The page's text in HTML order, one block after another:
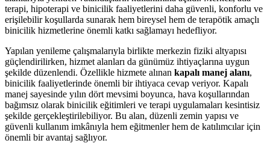
terapi, hipoterapi ve binicilik faaliyetlerini daha güvenli, konforlu ve
erişilebilir koşullarda sunarak hem bireysel hem de terapötik amaçlı
binicilik hizmetlerine önemli katkı sağlamayı hedefliyor.
Yapılan yenileme çalışmalarıyla birlikte merkezin fiziki altyapısı
güçlendirilirken, hizmet alanları da günümüz ihtiyaçlarına uygun
şekilde düzenlendi. Özellikle hizmete alınan kapalı manej alanı,
binicilik faaliyetlerinde önemli bir ihtiyaca cevap veriyor. Kapalı
manej sayesinde yılın dört mevsimi boyunca, hava koşullarından
bağımsız olarak binicilik eğitimleri ve terapi uygulamaları kesintisiz
şekilde gerçekleştirilebiliyor. Bu alan, düzenli zemin yapısı ve
güvenli kullanım imkânıyla hem eğitmenler hem de katılımcılar için
önemli bir avantaj sağlıyor.